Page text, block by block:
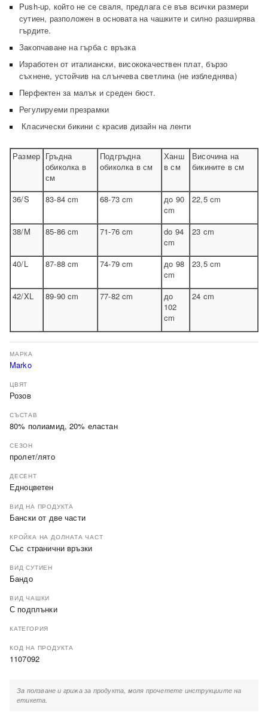
Push-up, който не се сваля, предлага се във всички размери
сутиен, разположен в основата на чашките и силно разширява
гърдите.
Закопчаване на гърба с връзка
Изработен от италиански, висококачествен плат, бързо
съхнене, устойчив на слънчева светлина (не избледнява)
Перфектен за малък и среден бюст.
Регулируеми презрамки
Класически бикини с красив дизайн на ленти
Размер Гръдна
обиколка в
см
Подгръдна
обиколка в см
Ханш
в см
Височина на
бикините в см
36/S 83-84 cm 68-73 cm
дo 90
cm
22,5 cm
38/M 85-86 cm 71-76 cm
do 94
cm
23 cm
40/L 87-88 cm 74-79 cm
дo 98
cm
23,5 cm
42/XL 89-90 cm 77-82 cm
дo
102
cm
24 cm
МАРКА
Marko
ЦВЯТ
Розов
СЪСТАВ
80% полиамид, 20% еластан
СЕЗОН
пролет/лято
ДЕСЕНТ
Едноцветен
ВИД НА ПРОДУКТА
Бански от две части
КРОЙКА НА ДОЛНАТА ЧАСТ
Със странични връзки
ВИД СУТИЕН
Бандо
ВИД ЧАШКИ
С подплънки
КАТЕГОРИЯ
КОД НА ПРОДУКТА
1107092
За ползване и грижа за продукта, моля прочетете инструкциите на
етикета.